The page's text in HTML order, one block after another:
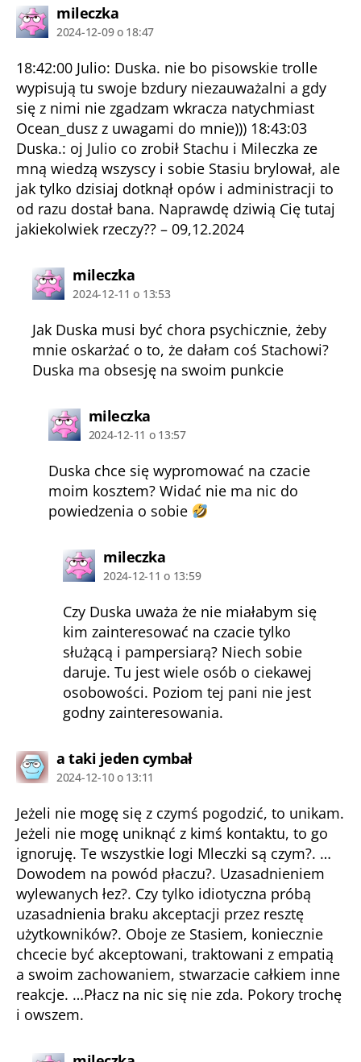
mileczkakomentarz:
2024-12-09 o 18:47
18:42:00 Julio: Duska. nie bo pisowskie trolle
wypisują tu swoje bzdury niezauważalni a gdy
się z nimi nie zgadzam wkracza natychmiast
Ocean_dusz z uwagami do mnie))) 18:43:03
Duska.: oj Julio co zrobił Stachu i Mileczka ze
mną wiedzą wszyscy i sobie Stasiu brylował, ale
jak tylko dzisiaj dotknął opów i administracji to
od razu dostał bana. Naprawdę dziwią Cię tutaj
jakiekolwiek rzeczy?? – 09,12.2024
mileczkakomentarz:
2024-12-11 o 13:53
Jak Duska musi być chora psychicznie, żeby
mnie oskarżać o to, że dałam coś Stachowi?
Duska ma obsesję na swoim punkcie
mileczkakomentarz:
2024-12-11 o 13:57
Duska chce się wypromować na czacie
moim kosztem? Widać nie ma nic do
powiedzenia o sobie
mileczkakomentarz:
2024-12-11 o 13:59
Czy Duska uważa że nie miałabym się
kim zainteresować na czacie tylko
służącą i pampersiarą? Niech sobie
daruje. Tu jest wiele osób o ciekawej
osobowości. Poziom tej pani nie jest
godny zainteresowania.
a taki jeden cymbałkomentarz:
2024-12-10 o 13:11
Jeżeli nie mogę się z czymś pogodzić, to unikam.
Jeżeli nie mogę uniknąć z kimś kontaktu, to go
ignoruję. Te wszystkie logi Mleczki są czym?. …
Dowodem na powód płaczu?. Uzasadnieniem
wylewanych łez?. Czy tylko idiotyczna próbą
uzasadnienia braku akceptacji przez resztę
użytkowników?. Oboje ze Stasiem, koniecznie
chcecie być akceptowani, traktowani z empatią
a swoim zachowaniem, stwarzacie całkiem inne
reakcje. …Płacz na nic się nie zda. Pokory trochę
i owszem.